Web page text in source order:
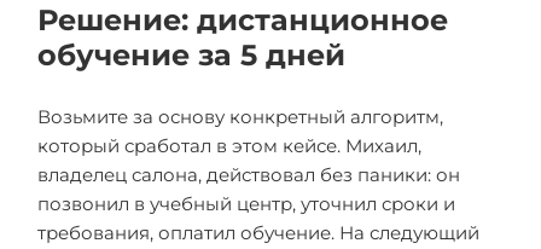
Решение: дистанционное
обучение за 5 дней
Возьмите за основу конкретный алгоритм,
который сработал в этом кейсе. Михаил,
владелец салона, действовал без паники: он
позвонил в учебный центр, уточнил сроки и
требования, оплатил обучение. На следующий